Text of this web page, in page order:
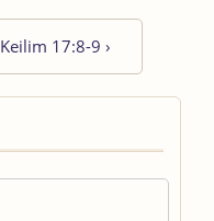
Keilim 17:8-9 ›